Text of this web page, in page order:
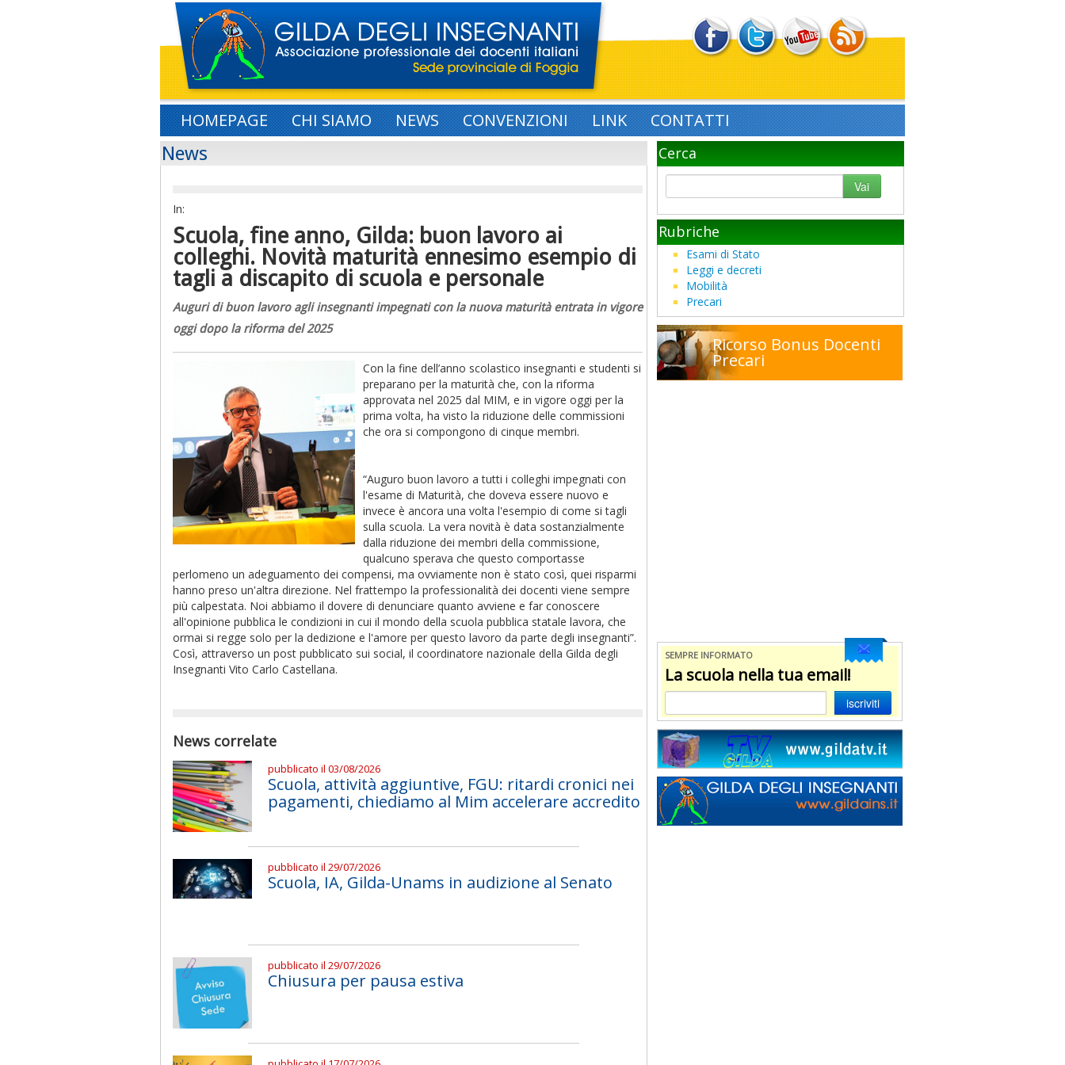
HOMEPAGE CHI SIAMO NEWS CONVENZIONI LINK CONTATTI
News
In:
Scuola, fine anno, Gilda: buon lavoro ai
colleghi. Novità maturità ennesimo esempio di
tagli a discapito di scuola e personale
Auguri di buon lavoro agli insegnanti impegnati con la nuova maturità entrata in vigore
oggi dopo la riforma del 2025
Con la fine dell’anno scolastico insegnanti e studenti si
preparano per la maturità che, con la riforma
approvata nel 2025 dal MIM, e in vigore oggi per la
prima volta, ha visto la riduzione delle commissioni
che ora si compongono di cinque membri.
“Auguro buon lavoro a tutti i colleghi impegnati con
l'esame di Maturità, che doveva essere nuovo e
invece è ancora una volta l'esempio di come si tagli
sulla scuola. La vera novità è data sostanzialmente
dalla riduzione dei membri della commissione,
qualcuno sperava che questo comportasse
perlomeno un adeguamento dei compensi, ma ovviamente non è stato così, quei risparmi
hanno preso un'altra direzione. Nel frattempo la professionalità dei docenti viene sempre
più calpestata. Noi abbiamo il dovere di denunciare quanto avviene e far conoscere
all'opinione pubblica le condizioni in cui il mondo della scuola pubblica statale lavora, che
ormai si regge solo per la dedizione e l'amore per questo lavoro da parte degli insegnanti”.
Così, attraverso un post pubblicato sui social, il coordinatore nazionale della Gilda degli
Insegnanti Vito Carlo Castellana.
News correlate
pubblicato il 03/08/2026
Scuola, attività aggiuntive, FGU: ritardi cronici nei
pagamenti, chiediamo al Mim accelerare accredito
pubblicato il 29/07/2026
Scuola, IA, Gilda-Unams in audizione al Senato
pubblicato il 29/07/2026
Chiusura per pausa estiva
Cerca
Vai
Rubriche
Esami di Stato
Leggi e decreti
Mobilità
Precari
Ricorso Bonus Docenti
Precari
SEMPRE INFORMATO
La scuola nella tua email!
iscriviti